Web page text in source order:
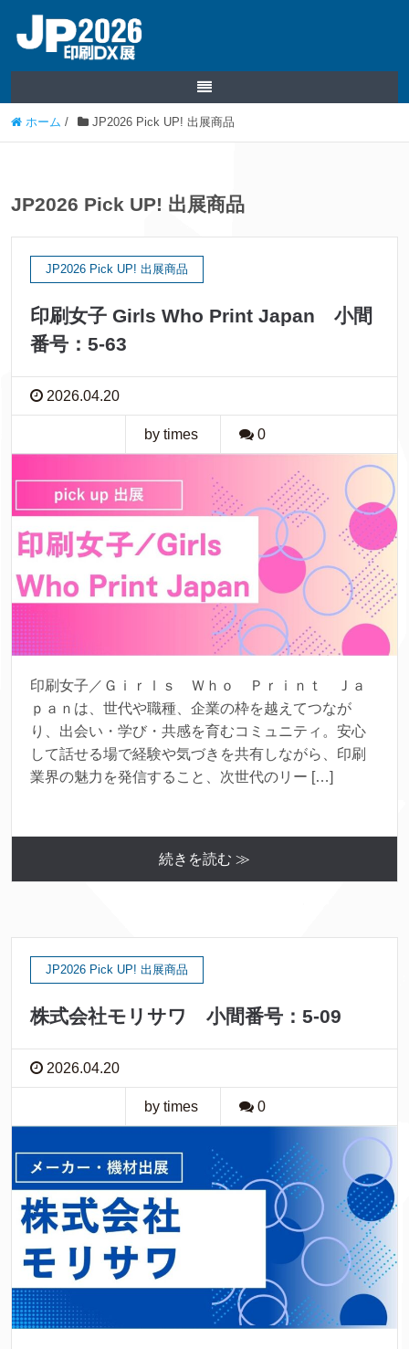
ホーム / JP2026 Pick UP! 出展商品
JP2026 Pick UP! 出展商品
JP2026 Pick UP! 出展商品
印刷女子 Girls Who Print Japan 小間
番号：5-63
2026.04.20
by times 0
印刷女子／Ｇｉｒｌｓ Ｗｈｏ Ｐｒｉｎｔ Ｊａ
ｐａｎは、世代や職種、企業の枠を越えてつなが
り、出会い・学び・共感を育むコミュニティ。安心
して話せる場で経験や気づきを共有しながら、印刷
業界の魅力を発信すること、次世代のリー […]
続きを読む ≫
JP2026 Pick UP! 出展商品
株式会社モリサワ 小間番号：5-09
2026.04.20
by times 0